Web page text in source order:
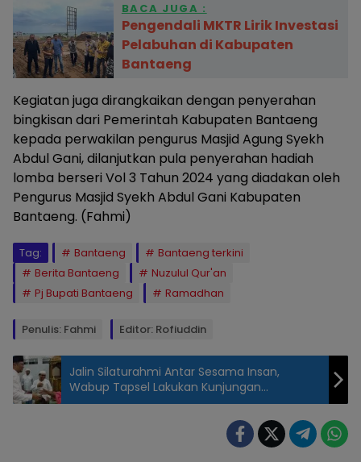
BACA JUGA :
Pengendali MKTR Lirik Investasi
Pelabuhan di Kabupaten
Bantaeng
Kegiatan juga dirangkaikan dengan penyerahan
bingkisan dari Pemerintah Kabupaten Bantaeng
kepada perwakilan pengurus Masjid Agung Syekh
Abdul Gani, dilanjutkan pula penyerahan hadiah
lomba berseri Vol 3 Tahun 2024 yang diadakan oleh
Pengurus Masjid Syekh Abdul Gani Kabupaten
Bantaeng. (Fahmi)
Tag: Bantaeng
Bantaeng terkini
Berita Bantaeng
Nuzulul Qur'an
Pj Bupati Bantaeng
Ramadhan
Penulis: Fahmi Editor: Rofiuddin
Jalin Silaturahmi Antar Sesama Insan,
Wabup Tapsel Lakukan Kunjungan
Ramadhan 1445 H